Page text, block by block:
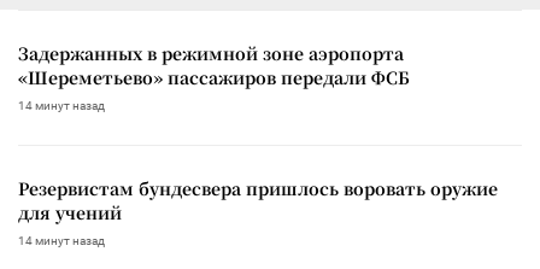
Задержанных в режимной зоне аэропорта
«Шереметьево» пассажиров передали ФСБ
14 минут назад
Резервистам бундесвера пришлось воровать оружие
для учений
14 минут назад